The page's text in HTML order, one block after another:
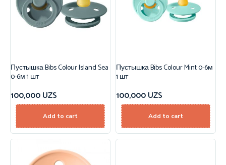
Пустышка Bibs Colour Island Sea
0-6м 1 шт
100,000UZS
Add to cart
Пустышка Bibs Colour Mint 0-6м
1 шт
100,000UZS
Add to cart